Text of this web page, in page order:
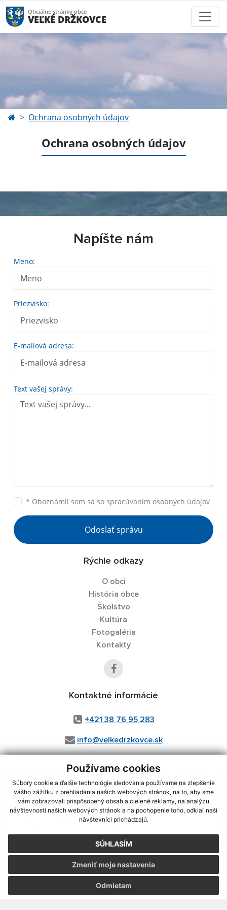
Používame cookies
Súbory cookie a ďalšie technológie sledovania používame na zlepšenie
vášho zážitku z prehliadania našich webových stránok, na to, aby sme
vám zobrazovali prispôsobený obsah a cielené reklamy, na analýzu
návštevnosti našich webových stránok a na pochopenie toho, odkiaľ naši
návštevníci prichádzajú.
SÚHLASÍM
Odmietam
Zmeniť moje nastavenia
Oficiálne stránky obce
VEĽKÉ DRŽKOVCE
Ochrana osobných údajov
Ochrana osobných údajov
Napíšte nám
Meno:
Priezvisko:
E-mailová adresa:
Text vašej správy:
* Oboznámil som sa so spracúvaním osobných údajov
Odoslať správu
Rýchle odkazy
O obci
História obce
Školstvo
Kultúra
Fotogaléria
Kontakty
Kontaktné informácie
+421 38 76 95 283
info@velkedrzkovce.sk
využite možnosť získavania aktuálnych informácií s využitím
RSS, CMS systém (redakčný) systém ECHELON 2,Mapa stránok,
web portál,webhosting,webex.digital, s.r.o.,domény,registrácia
spoločnosť webex.digital, s.r.o.,technický prevádzkovateľ
Posledná aktualizácia:07.08.2026
Vytlačiť stránku|Vyhlásenie o prístupnosti
Autorské práva|Cookies